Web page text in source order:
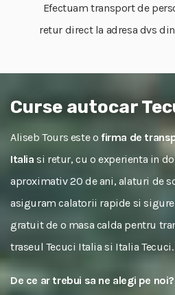
Efectuam transport de
retur direct la adresa dvs
Curse autocar
Aliseb Tours este o firma de
Italia si retur, cu o experienta in
aproximativ 20 de ani, alaturi de
asiguram calatorii rapide si
gratuit de o masa calda pentru
traseul Tecuci Italia si Italia Tecuci.
De ce ar trebui sa ne alegi pe noi?